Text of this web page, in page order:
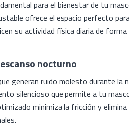
para el bienestar de tu
ofrece el espacio perfecto
su actividad física diaria de forma
nocturno
generan ruido molesto durante la
silencioso que permite a tu
minimiza la fricción y elimina